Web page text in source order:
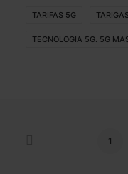
TARIFAS 5G
TECNOLOGIA 5G. 5G
1